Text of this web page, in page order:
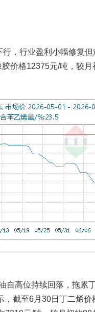
，行业盈利小幅修复
价格12375元/吨，较月
高位持续回落，拖累
截至6月30日丁二烯